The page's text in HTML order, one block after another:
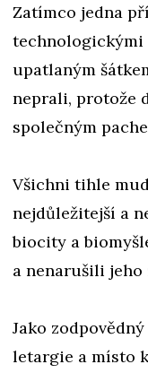
Zatímco jedna
technologickými
upatlaným
neprali, protože
společným
Všichni tihle
nejdůležitejší a
biocity a
a nenarušili jeho
Jako
letargie a místo